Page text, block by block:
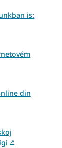
is:
din
↗